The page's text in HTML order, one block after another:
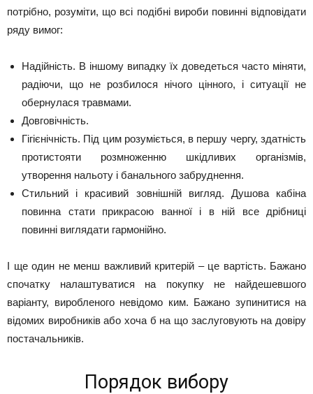
потрібно, розуміти, що всі подібні вироби повинні відповідати
ряду вимог:
Надійність. В іншому випадку їх доведеться часто міняти,
радіючи, що не розбилося нічого цінного, і ситуації не
обернулася травмами.
Довговічність.
Гігієнічність. Під цим розуміється, в першу чергу, здатність
протистояти розмноженню шкідливих організмів,
утворення нальоту і банального забруднення.
Стильний і красивий зовнішній вигляд. Душова кабіна
повинна стати прикрасою ванної і в ній все дрібниці
повинні виглядати гармонійно.
І ще один не менш важливий критерій – це вартість. Бажано
спочатку налаштуватися на покупку не найдешевшого
варіанту, виробленого невідомо ким. Бажано зупинитися на
відомих виробників або хоча б на що заслуговують на довіру
постачальників.
Порядок вибору